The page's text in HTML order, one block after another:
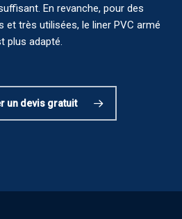
En revanche, pour des
et très utilisées, le liner PVC armé
plus adapté.
un devis gratuit